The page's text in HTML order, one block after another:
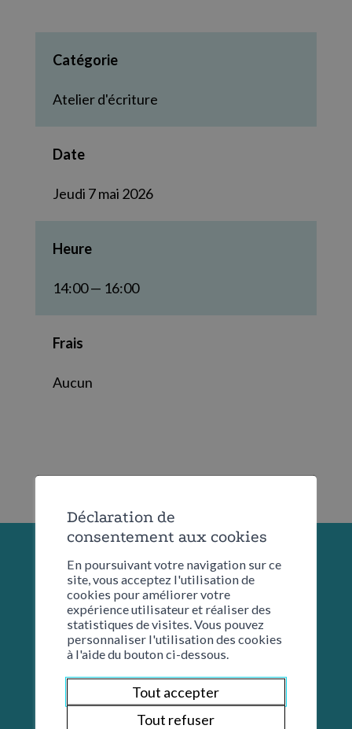
Catégorie
Atelier d'écriture
Date
Jeudi 7 mai 2026
Heure
14:00 — 16:00
Frais
Aucun
Restons en contact
Déclaration de
consentement aux cookies
En poursuivant votre navigation sur ce
site, vous acceptez l'utilisation de
cookies pour améliorer votre
expérience utilisateur et réaliser des
statistiques de visites. Vous pouvez
personnaliser l'utilisation des cookies
à l'aide du bouton ci-dessous.
Tout accepter
Tout refuser